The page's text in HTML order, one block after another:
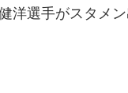
洋選手がスタメ